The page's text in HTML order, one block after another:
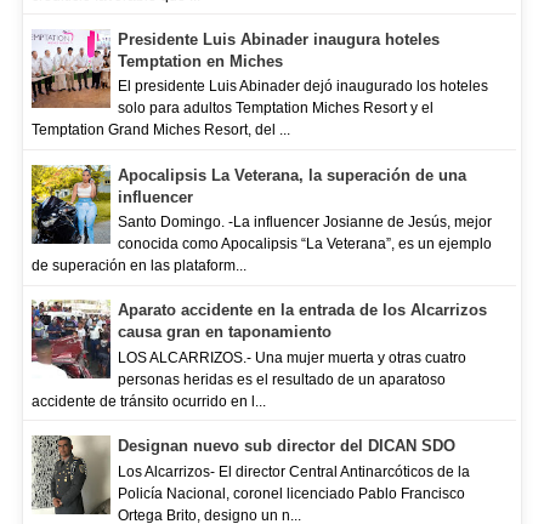
Presidente Luis Abinader inaugura hoteles
Temptation en Miches
El presidente Luis Abinader dejó inaugurado los hoteles
solo para adultos Temptation Miches Resort y el
Temptation Grand Miches Resort, del ...
Apocalipsis La Veterana, la superación de una
influencer
Santo Domingo. -La influencer Josianne de Jesús, mejor
conocida como Apocalipsis “La Veterana”, es un ejemplo
de superación en las plataform...
Aparato accidente en la entrada de los Alcarrizos
causa gran en taponamiento
LOS ALCARRIZOS.- Una mujer muerta y otras cuatro
personas heridas es el resultado de un aparatoso
accidente de tránsito ocurrido en l...
Designan nuevo sub director del DICAN SDO
Los Alcarrizos- El director Central Antinarcóticos de la
Policía Nacional, coronel licenciado Pablo Francisco
Ortega Brito, designo un n...